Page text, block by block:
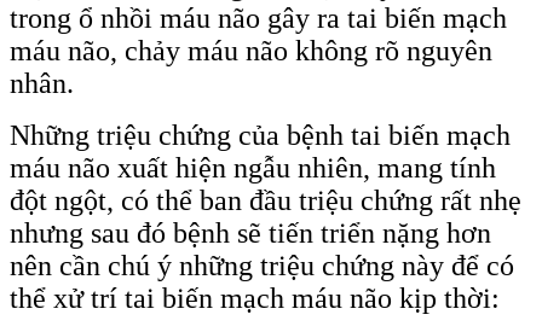
trong ổ nhồi máu não gây ra tai biến mạch
máu não, chảy máu não không rõ nguyên
nhân.
Những triệu chứng của bệnh tai biến mạch
máu não xuất hiện ngẫu nhiên, mang tính
đột ngột, có thể ban đầu triệu chứng rất nhẹ
nhưng sau đó bệnh sẽ tiến triển nặng hơn
nên cần chú ý những triệu chứng này để có
thể xử trí tai biến mạch máu não kịp thời: